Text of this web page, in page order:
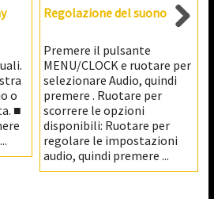
o
■
Regolazione del suono
Premere il pulsante
MENU/CLOCK e ruotare per
selezionare Audio, quindi
premere . Ruotare per
scorrere le opzioni
disponibili: Ruotare per
regolare le impostazioni
audio, quindi premere ...